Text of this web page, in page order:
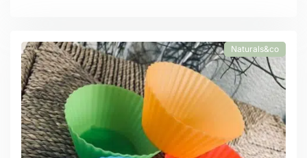
Naturals&co